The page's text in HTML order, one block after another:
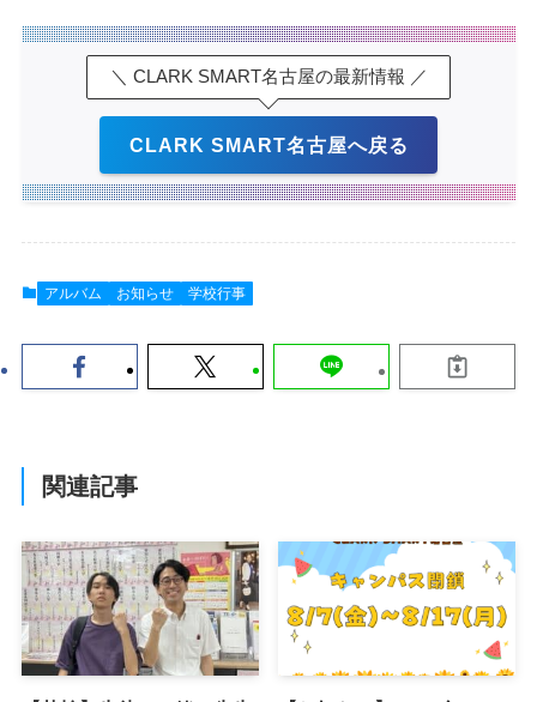
＼ CLARK SMART名古屋の最新情報 ／
CLARK SMART名古屋へ戻る
アルバム お知らせ 学校行事
関連記事